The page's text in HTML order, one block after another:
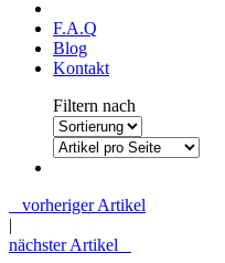
F.A.Q
Blog
Kontakt
Filtern nach
vorheriger Artikel
|
nächster Artikel